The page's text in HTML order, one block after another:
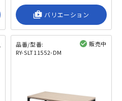
shop_2 バリエーション
品番/型番:
RY-SLT11552-DM
販売中